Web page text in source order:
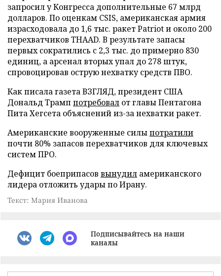
запросил у Конгресса дополнительные 67 млрд
долларов. По оценкам CSIS, американская армия
израсходовала до 1,6 тыс. ракет Patriot и около 200
перехватчиков THAAD. В результате запасы
первых сократились с 2,3 тыс. до примерно 830
единиц, а арсенал вторых упал до 278 штук,
спровоцировав острую нехватку средств ПВО.
Как писала газета ВЗГЛЯД, президент США
Дональд Трамп потребовал от главы Пентагона
Пита Хегсета объяснений из-за нехватки ракет.
Американские вооруженные силыпотратили
почти 80% запасов перехватчиков для ключевых
систем ПРО.
Дефицит боеприпасов вынудил американского
лидера отложить удары по Ирану.
Текст: Мария Иванова
Подписывайтесь на наши
каналы